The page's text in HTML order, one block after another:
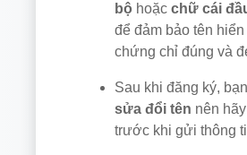
bộ hoặc chữ cái
để đảm bảo tên hiển
chứng chỉ đúng và
Sau khi đăng ký, bạn
sửa đổi tên nên
trước khi gửi thông